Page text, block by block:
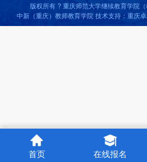
首页 在线报名
版权所有 ? 重庆师范大学继续教育学院
中新（重庆）教师教育学院 技术支持：重庆